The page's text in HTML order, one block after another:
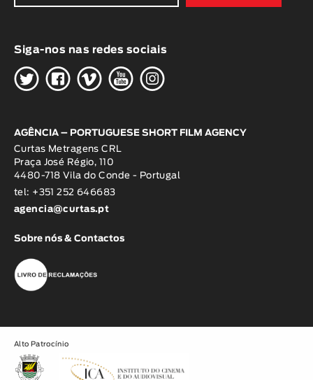
Siga-nos nas redes sociais
HGWOK
AGÊNCIA – PORTUGUESE SHORT FILM AGENCY
Curtas Metragens CRL
Praça José Régio, 110
4480-718 Vila do Conde - Portugal
tel: +351 252 646683
agencia@curtas.pt
Sobre nós & Contactos
Alto Patrocínio